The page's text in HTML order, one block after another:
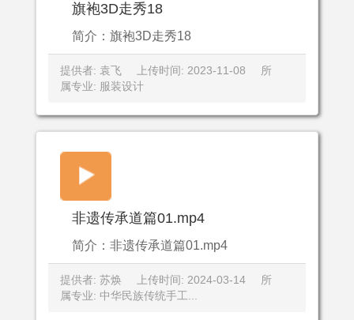
旗袍3D走秀18
简介：旗袍3D走秀18
提供者: 袁飞 上传时间: 2023-11-08
所
属专业: 服装设计
非遗传承道篇01.mp4
简介：非遗传承道篇01.mp4
提供者: 苏焕 上传时间: 2024-03-14
所
属专业: 中华民族传统手工...